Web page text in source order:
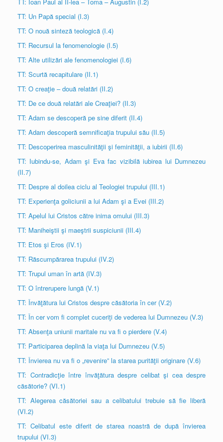
TT: Un Papă special (I.3)
TT: O nouă sinteză teologică (I.4)
TT: Recursul la fenomenologie (I.5)
TT: Alte utilizări ale fenomenologiei (I.6)
TT: Scurtă recapitulare (II.1)
TT: O creaţie – două relatări (II.2)
TT: De ce două relatări ale Creaţiei? (II.3)
TT: Adam se descoperă pe sine diferit (II.4)
TT: Adam descoperă semnificaţia trupului său (II.5)
TT: Descoperirea masculinităţii şi feminităţii, a iubirii (II.6)
TT: Iubindu-se, Adam şi Eva fac vizibilă iubirea lui Dumnezeu
(II.7)
TT: Despre al doilea ciclu al Teologiei trupului (III.1)
TT: Experienţa goliciunii a lui Adam şi a Evei (III.2)
TT: Apelul lui Cristos către inima omului (III.3)
TT: Maniheiştii şi maeştrii suspiciunii (III.4)
TT: Etos şi Eros (IV.1)
TT: Răscumpărarea trupului (IV.2)
TT: Trupul uman în artă (IV.3)
TT: O întrerupere lungă (V.1)
TT: Învăţătura lui Cristos despre căsătoria în cer (V.2)
TT: În cer vom fi complet cuceriţi de vederea lui Dumnezeu (V.3)
TT: Absenţa uniunii maritale nu va fi o pierdere (V.4)
TT: Participarea deplină la viaţa lui Dumnezeu (V.5)
TT: Învierea nu va fi o „revenire” la starea purităţii originare (V.6)
TT: Contradicţie între învăţătura despre celibat şi cea despre
căsătorie? (VI.1)
TT: Alegerea căsătoriei sau a celibatului trebuie să fie liberă
(VI.2)
TT: Celibatul este diferit de starea noastră de după învierea
trupului (VI.3)